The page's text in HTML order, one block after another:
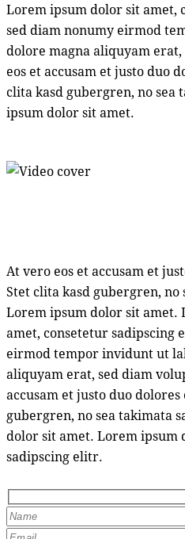
Lorem ipsum dolor sit amet,
sed diam nonumy eirmod
dolore magna aliquyam
eos et accusam et justo duo
clita kasd gubergren, no sea
ipsum dolor sit amet.
At vero eos et accusam et
Stet clita kasd gubergren, no
Lorem ipsum dolor sit amet.
amet, consetetur sadipscing
eirmod tempor invidunt ut
aliquyam erat, sed diam
accusam et justo duo
gubergren, no sea takimata
dolor sit amet. Lorem ipsum
sadipscing elitr.